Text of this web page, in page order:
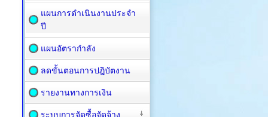
แผนการดำเนินงานประจำ
ปี
แผนอัตรากำลัง
ลดขั้นตอนการปฎิบัตงาน
รายงานทางการเงิน
ระบบการจัดซื้อจัดจ้าง